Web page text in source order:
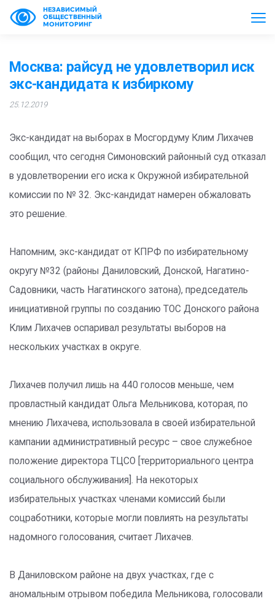
НЕЗАВИСИМЫЙ
ОБЩЕСТВЕННЫЙ
МОНИТОРИНГ
Москва: райсуд не удовлетворил иск
экс-кандидата к избиркому
25.12.2019
Экс-кандидат на выборах в Мосгордуму Клим Лихачев
сообщил, что сегодня Симоновский районный суд отказал
в удовлетворении его иска к Окружной избирательной
комиссии по № 32. Экс-кандидат намерен обжаловать
это решение.
Напомним, экс-кандидат от КПРФ по избирательному
округу №32 (районы Даниловский, Донской, Нагатино-
Садовники, часть Нагатинского затона), председатель
инициативной группы по созданию ТОС Донского района
Клим Лихачев оспаривал результаты выборов на
нескольких участках в округе.
Лихачев получил лишь на 440 голосов меньше, чем
провластный кандидат Ольга Мельникова, которая, по
мнению Лихачева, использовала в своей избирательной
кампании административный ресурс – свое служебное
положение директора ТЦСО [территориального центра
социального обслуживания]. На некоторых
избирательных участках членами комиссий были
соцработники, которые могли повлиять на результаты
надомного голосования, считает Лихачев.
В Даниловском районе на двух участках, где с
аномальным отрывом победила Мельникова, голосовали